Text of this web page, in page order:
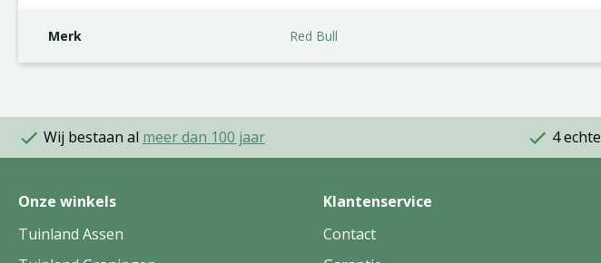
Merk Red Bull
Wij bestaan al meer dan 100 jaar 4 echte
Onze winkels
Tuinland Assen
Klantenservice
Contact